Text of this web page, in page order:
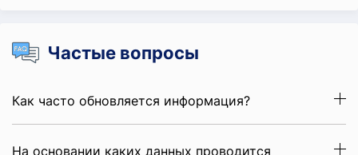
Частые вопросы
Как часто обновляется информация?
На основании каких данных проводится